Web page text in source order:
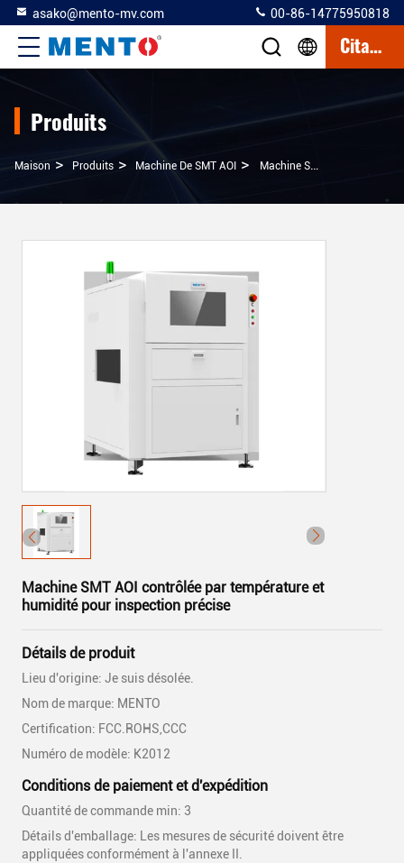
asako@mento-mv.com 00-86-14775950818
Citation
Produits
Maison > Produits > Machine De SMT AOI > Machine SMT AOI Contrôlée Par Température Et Humidité Pour Inspection Précise
Machine SMT AOI contrôlée par température et
humidité pour inspection précise
Détails de produit
Lieu d'origine: Je suis désolée.
Nom de marque: MENTO
Certification: FCC.ROHS,CCC
Numéro de modèle: K2012
Conditions de paiement et d'expédition
Quantité de commande min: 3
Détails d'emballage: Les mesures de sécurité doivent être
appliquées conformément à l'annexe II.